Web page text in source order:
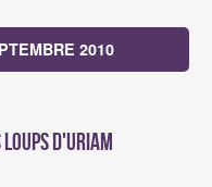
2010
d'Uriam